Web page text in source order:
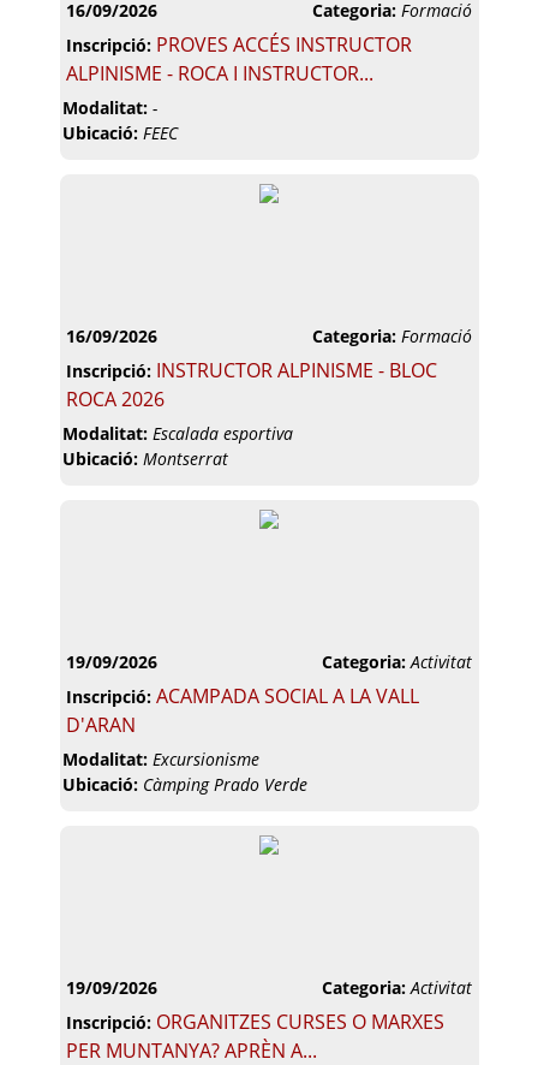
16/09/2026 Categoria: Formació
Inscripció: PROVES ACCÉS INSTRUCTOR
ALPINISME - ROCA I INSTRUCTOR...
Modalitat: -
Ubicació: FEEC
16/09/2026 Categoria: Formació
Inscripció: INSTRUCTOR ALPINISME - BLOC
ROCA 2026
Modalitat: Escalada esportiva
Ubicació: Montserrat
19/09/2026 Categoria: Activitat
Inscripció: ACAMPADA SOCIAL A LA VALL
D'ARAN
Modalitat: Excursionisme
Ubicació: Càmping Prado Verde
19/09/2026 Categoria: Activitat
Inscripció: ORGANITZES CURSES O MARXES
PER MUNTANYA? APRÈN A...